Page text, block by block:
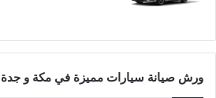
ورش صيانة سيارات مميزة في مكة و جدة